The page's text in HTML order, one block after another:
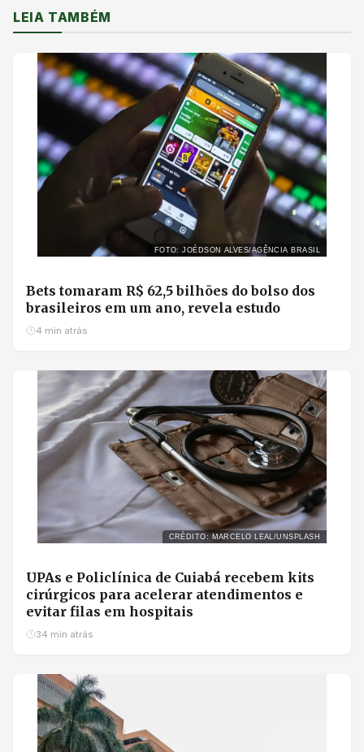
LEIA TAMBÉM
FOTO: JOÉDSON ALVES/AGÊNCIA BRASIL
Bets tomaram R$ 62,5 bilhões do bolso dos
brasileiros em um ano, revela estudo
4 min atrás
CRÉDITO: MARCELO LEAL/UNSPLASH
UPAs e Policlínica de Cuiabá recebem kits
cirúrgicos para acelerar atendimentos e
evitar filas em hospitais
34 min atrás